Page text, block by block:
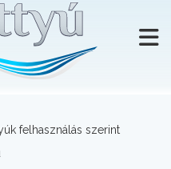
felhasználás szerint